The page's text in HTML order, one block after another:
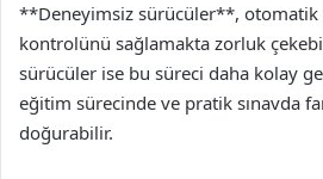
**Deneyimsiz sürücüler**, otomatik
kontrolünü sağlamakta zorluk
sürücüler ise bu süreci daha kolay
eğitim sürecinde ve pratik sınavda
doğurabilir.